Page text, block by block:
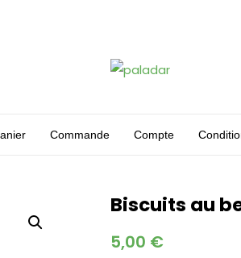
Commande Compte
Biscuits au
5,00 €